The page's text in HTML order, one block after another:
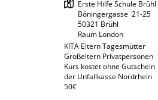
Erste Hilfe Schule Brühl
Böningergasse  21-25
50321 Brühl
Raum London
KITA Eltern Tagesmütter
Großeltern Privatpersonen
Kurs kostet ohne Gutschein
der Unfallkasse Nordrhein
50€